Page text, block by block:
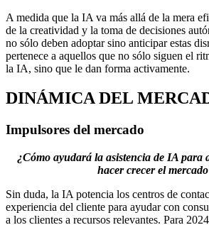
A medida que la IA va más allá de la mera
de la creatividad y la toma de decisiones
no sólo deben adoptar sino anticipar estas
pertenece a aquellos que no sólo siguen el
la IA, sino que le dan forma activamente.
DINÁMICA DEL
Impulsores del mercado
¿Cómo ayudará la asistencia de IA para
hacer crecer el
Sin duda, la IA potencia los centros de
experiencia del cliente para ayudar con
a los clientes a recursos relevantes. Para